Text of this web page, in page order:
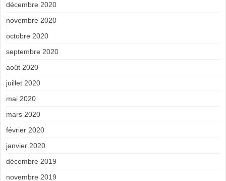
décembre 2020
novembre 2020
octobre 2020
septembre 2020
août 2020
juillet 2020
mai 2020
mars 2020
février 2020
janvier 2020
décembre 2019
novembre 2019